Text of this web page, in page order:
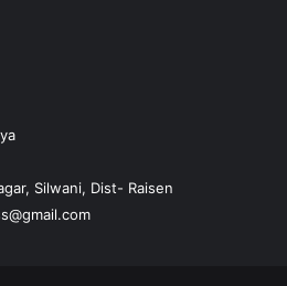
Silwani, Dist- Raisen